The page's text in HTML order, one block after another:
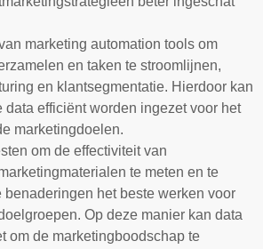
marketing automation tools om
en taken te stroomlijnen,
en klantsegmentatie. Hierdoor kan
data efficiënt worden ingezet voor het
marketingdoelen.
om de effectiviteit van
te meten en te
benaderingen het beste werken voor
Op deze manier kan data
om de marketingboodschap te